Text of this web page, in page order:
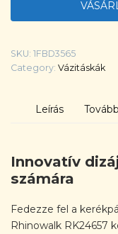
SKU: 1FBD3565
Category: Vázitáskák
Leírás
Innovatív
számára
Fedezze fel a
Rhinowalk RK24657